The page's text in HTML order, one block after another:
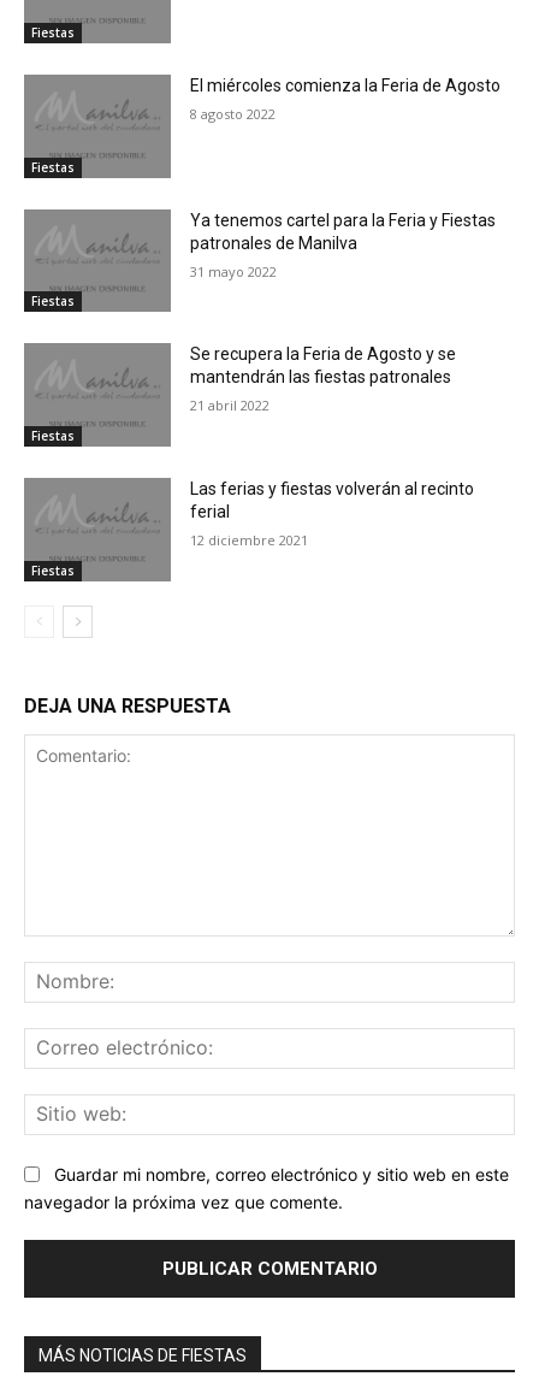
Fiestas
Fiestas
El miércoles comienza la Feria de Agosto
8 agosto 2022
Fiestas
Ya tenemos cartel para la Feria y Fiestas
patronales de Manilva
31 mayo 2022
Fiestas
Se recupera la Feria de Agosto y se
mantendrán las fiestas patronales
21 abril 2022
Fiestas
Las ferias y fiestas volverán al recinto
ferial
12 diciembre 2021
DEJA UNA RESPUESTA
Guardar mi nombre, correo electrónico y sitio web en este
navegador la próxima vez que comente.
MÁS NOTICIAS DE FIESTAS